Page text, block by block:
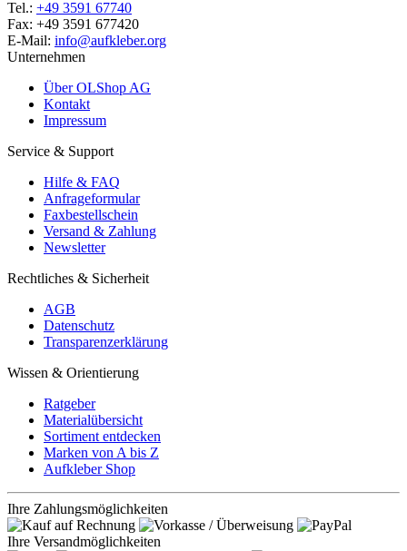
Tel.: +49 3591 67740
Fax: +49 3591 677420
E-Mail: info@aufkleber.org
Unternehmen
Über OLShop AG
Kontakt
Impressum
Service & Support
Hilfe & FAQ
Anfrageformular
Faxbestellschein
Versand & Zahlung
Newsletter
Rechtliches & Sicherheit
AGB
Datenschutz
Transparenzerklärung
Wissen & Orientierung
Ratgeber
Materialübersicht
Sortiment entdecken
Marken von A bis Z
Aufkleber Shop
Ihre Zahlungsmöglichkeiten
Ihre Versandmöglichkeiten